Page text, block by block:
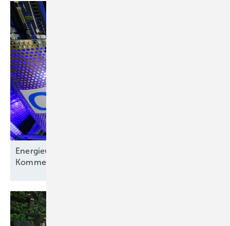
Energiewirtschaft auf der Verliererstraße? – ein
Kommentar